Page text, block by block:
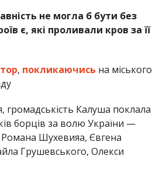
не могла б бути без
є, які проливали кров за її
, покликаючись на міського
громадськість Калуша поклала
борців за волю України —
Шухевияа, Євгена
Грушевського, Олекси